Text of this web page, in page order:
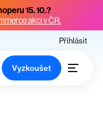
15. 10.?
akci v ČR.
Přihlásit
Vyzkoušet